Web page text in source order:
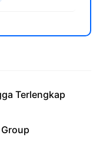
Terlengkap